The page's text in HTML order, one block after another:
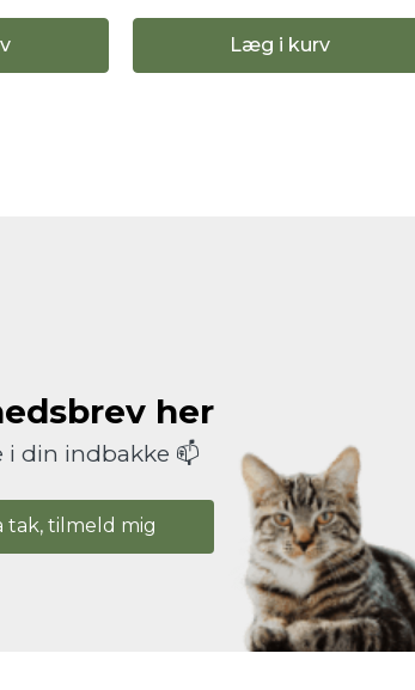
Læg i kurv
her
i din indbakke 📫
tak, tilmeld mig